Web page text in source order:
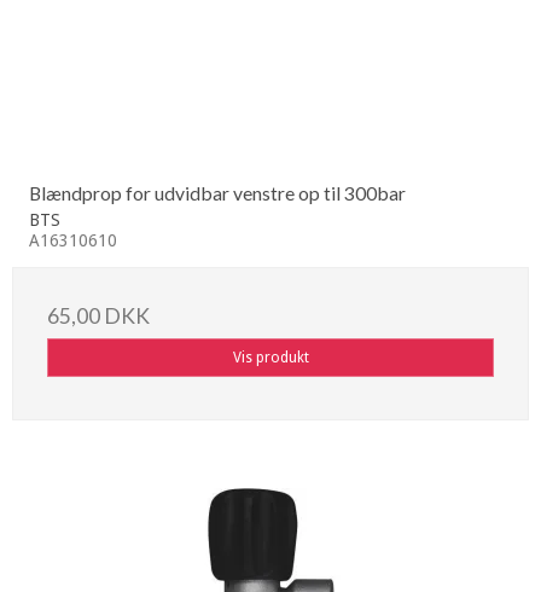
Blændprop for udvidbar venstre op til 300bar
BTS
A16310610
65,00 DKK
Vis produkt